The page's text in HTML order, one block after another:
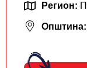
Регион:
Општина: